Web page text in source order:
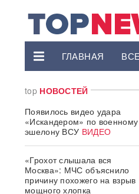
ГЛАВНАЯ
top НОВОСТЕЙ
Появилось видео удара
«Искандером» по военному
эшелону ВСУ ВИДЕО
«Грохот слышала вся
Москва»: МЧС объяснило
причину похожего на взрыв
мощного хлопка